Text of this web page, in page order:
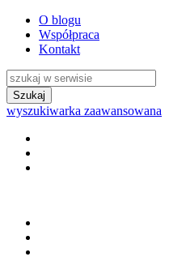
O blogu
Współpraca
Kontakt
wyszukiwarka zaawansowana